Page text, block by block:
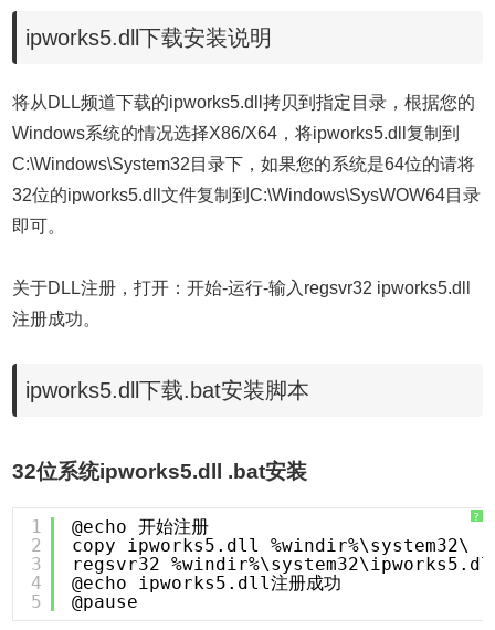
ipworks5.dll下载安装说明
将从DLL频道下载的ipworks5.dll拷贝到指定目录，根据您的
Windows系统的情况选择X86/X64，将ipworks5.dll复制到
C:\Windows\System32目录下，如果您的系统是64位的请将
32位的ipworks5.dll文件复制到C:\Windows\SysWOW64目录
即可。
关于DLL注册，打开：开始-运行-输入regsvr32 ipworks5.dll
注册成功。
ipworks5.dll下载.bat安装脚本
32位系统ipworks5.dll .bat安装
?
1
2
3
4
5
@echo 开始注册
copy ipworks5.dll %windir%\system32\
regsvr32
@echo ipworks5.dll注册成功
@pause